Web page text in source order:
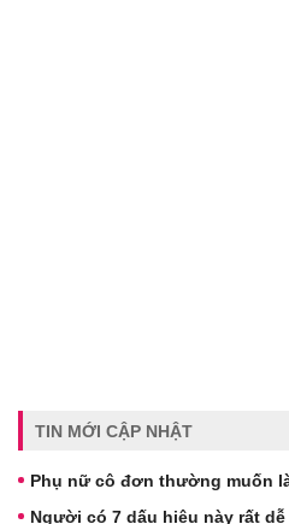
TIN MỚI CẬP NHẬT
Phụ nữ cô đơn thường muốn
Người có 7 dấu hiệu này rất